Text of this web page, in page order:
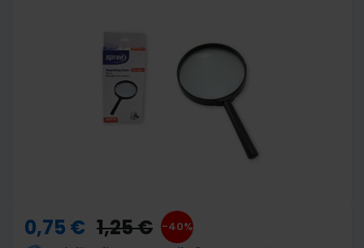
the
beginning
0,75 € 1,25 € -40%